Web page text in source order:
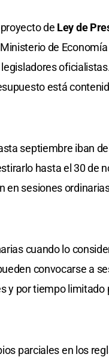
de Ley de
de
está
septiembre iban
hasta el 30 de
en sesiones
cuando lo
convocarse a
y por tiempo limitado
parciales en los